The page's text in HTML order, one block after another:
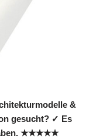
&
gesucht? ✓ Es
★★★★★